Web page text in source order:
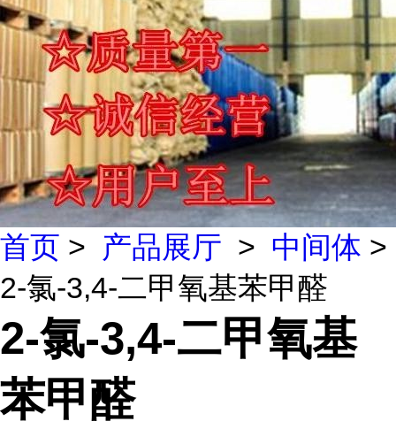
首页 > 产品展厅 > 中间体 >
2-氯-3,4-二甲氧基苯甲醛
2-氯-3,4-二甲氧基
苯甲醛